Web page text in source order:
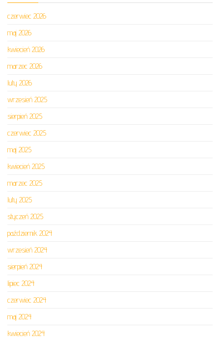
czerwiec 2026
maj 2026
kwiecień 2026
marzec 2026
luty 2026
wrzesień 2025
sierpień 2025
czerwiec 2025
maj 2025
kwiecień 2025
marzec 2025
luty 2025
styczeń 2025
październik 2024
wrzesień 2024
sierpień 2024
lipiec 2024
czerwiec 2024
maj 2024
kwiecień 2024